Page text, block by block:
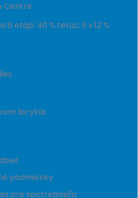
Centre
6 etáp: 40 % teraz, 5 x 12 %
bicykla
podmienky
pre spotrebiteľa